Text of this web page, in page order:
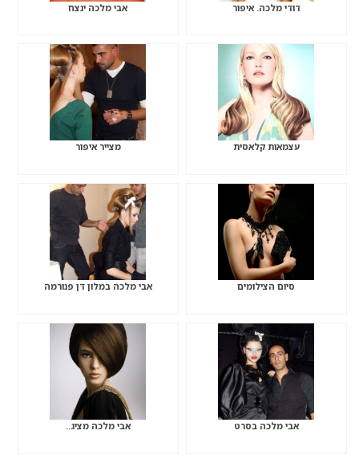
דודי מלכה. איפור אבי מלכה ינצח
עצמאות קלאסית מצייר איפור
סיום הצילומים אבי מלכה במלון דן פנורמה
אבי מלכה בסרט אבי מלכה מציג..